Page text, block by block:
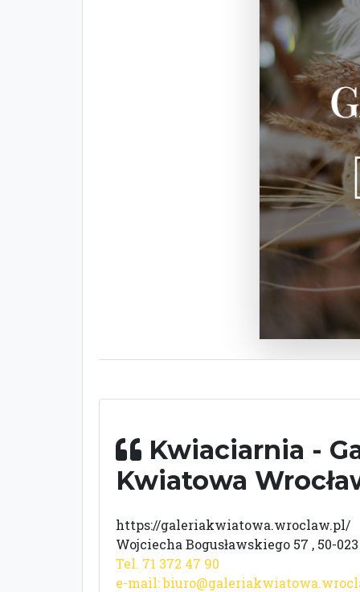
Kwiaciarnia -
Kwiatowa
https://galeriakwiatowa.wroclaw.pl/
Wojciecha Bogusławskiego 57 , 50-
Tel. 71 372 47 90
e-mail: